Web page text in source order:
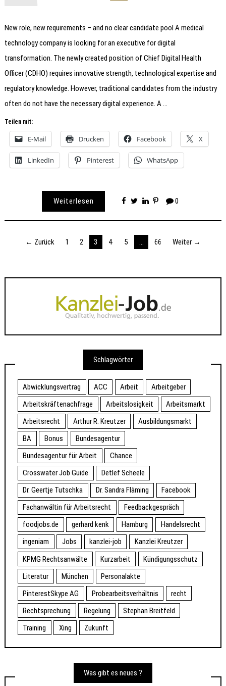
New role, new requirements – and no clear candidate pool A medical
technology company is looking for an executive for digital
transformation. The newly created position of Chief Digital Health
Officer (CDHO) requires innovative strength, technological expertise and
regulatory knowledge. However, traditional candidates from the industry
often do not have the necessary digital experience. A …
Teilen mit:
E-Mail Drucken Facebook X
LinkedIn Pinterest WhatsApp
Weiterlesen 0
Seitennummerierung
Beiträge
← Zurück 1 2 3 4 5 … 66 Weiter →
Schlagwörter
Abwicklungsvertrag ACC Arbeit
Arbeitgeber
Arbeitskräftenachfrage
Arbeitslosigkeit
Arbeitsmarkt
Arbeitsrecht
Arthur R. Kreutzer
Ausbildungsmarkt
BA
Bonus
Bundesagentur
Bundesagentur für Arbeit
Chance
Crosswater Job Guide
Detlef Scheele
Dr. Geertje Tutschka
Dr. Sandra Fläming
Facebook
Fachanwältin für Arbeitsrecht
Feedbackgespräch
foodjobs.de
gerhard kenk Hamburg
Handelsrecht
ingeniam
Jobs kanzlei-job
Kanzlei Kreutzer
KPMG Rechtsanwälte
Kurzarbeit
Kündigungsschutz
Literatur
München
Personalakte
PinterestSkype AG
Probearbeitsverhältnis
recht
Rechtsprechung
Regelung
Stephan Breitfeld
Training
Xing Zukunft
Was gibt es neues ?